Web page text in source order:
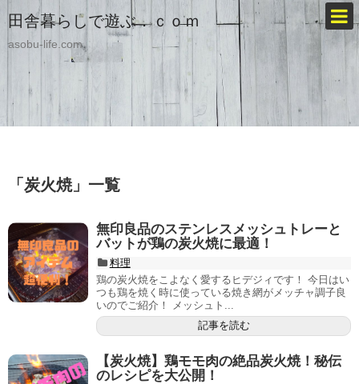
田舎暮らしで遊ぶ．ｃｏｍ
asobu-life.com
「 炭火焼」 一覧
無印良品のステンレスメッシュトレーと
バットが鶏の炭火焼に最適！
料理
鶏の炭火焼をこよなく愛するヒデジィです！ 今日はい
つも鶏を焼く時に使っている焼き網がメッチャ調子良
いのでご紹介！ メッシュト...
記事を読む
【炭火焼】鶏モモ肉の絶品炭火焼！秘伝
のレシピを大公開！